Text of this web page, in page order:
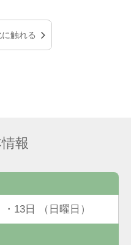
触れる
報
13日 （日曜日）